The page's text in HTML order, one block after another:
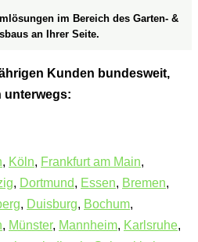
im Bereich des Garten- &
an Ihrer Seite.
Kunden bundesweit,
unterwegs:
, Köln, Frankfurt am Main,
, Dortmund, Essen, Bremen,
, Duisburg, Bochum,
, Münster, Mannheim, Karlsruhe,